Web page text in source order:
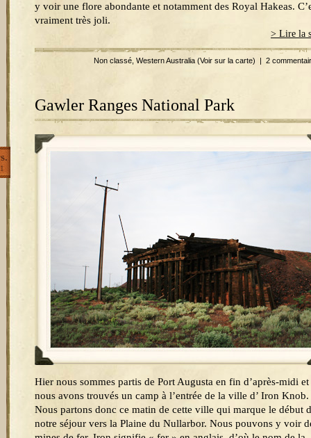
y voir une flore abondante et notamment des Royal Hakeas.
vraiment très joli.
> Lire la
Non classé Western Australia (Voir sur la carte) | 2
Gawler Ranges National Park
Hier nous sommes partis de Port Augusta en fin d’après-midi et
nous avons trouvés un camp à l’entrée de la ville d’ Iron Knob.
Nous partons donc ce matin de cette ville qui marque le début
notre séjour vers la Plaine du Nullarbor. Nous pouvons y voir